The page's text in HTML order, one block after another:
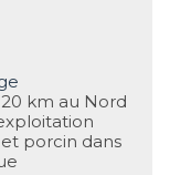
km au Nord
porcin dans